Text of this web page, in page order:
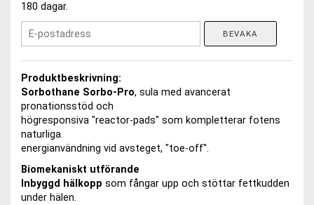
180 dagar.
BEVAKA
Produktbeskrivning:
Sorbothane Sorbo-Pro, sula med avancerat
pronationsstöd och
högresponsiva "reactor-pads" som kompletterar fotens
naturliga
energianvändning vid avsteget, "toe-off".
Biomekaniskt utförande
Inbyggd hälkopp som fångar upp och stöttar fettkudden
under hälen.